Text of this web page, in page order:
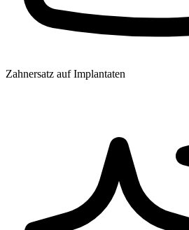
Zahnersatz auf Implantaten